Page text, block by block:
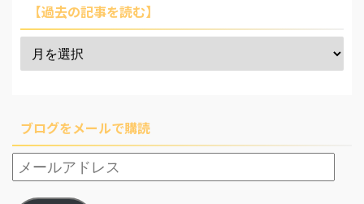
【過去の記事を読む】
ブログをメールで購読